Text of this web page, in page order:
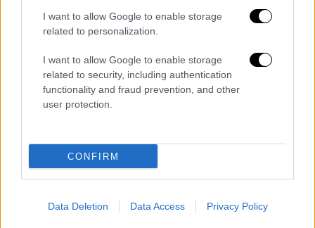
I want to allow Google to enable storage
related to personalization.
I want to allow Google to enable storage
related to security, including authentication
functionality and fraud prevention, and other
user protection.
CONFIRM
Data Deletion Data Access Privacy Policy
καταχώρηση